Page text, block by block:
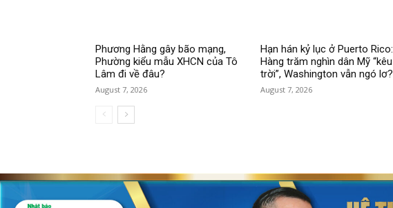
Phương Hằng gây bão mạng,
Phường kiểu mẫu XHCN của Tô
Lâm đi về đâu?
August 7, 2026
Hạn hán kỷ lục ở Puerto Rico:
Hàng trăm nghìn dân Mỹ “kêu
trời”, Washington vẫn ngó lơ?
August 7, 2026